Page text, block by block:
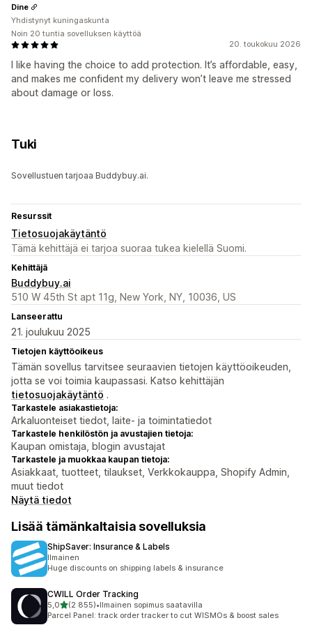
20. toukokuu 2026
I like having the choice to add protection. It’s affordable, easy,
and makes me confident my delivery won’t leave me stressed
about damage or loss.
Dine
Yhdistynyt kuningaskunta
Noin 20 tuntia sovelluksen käyttöä
Tuki
Sovellustuen tarjoaa Buddybuy.ai.
Resurssit
Tietosuojakäytäntö
Tämä kehittäjä ei tarjoa suoraa tukea kielellä Suomi.
Kehittäjä
Buddybuy.ai
510 W 45th St apt 11g, New York, NY, 10036, US
Lanseerattu
21. joulukuu 2025
Tietojen käyttöoikeus
Tämän sovellus tarvitsee seuraavien tietojen käyttöoikeuden,
jotta se voi toimia kaupassasi. Katso kehittäjän
tietosuojakäytäntö .
Tarkastele asiakastietoja:
Arkaluonteiset tiedot, laite- ja toimintatiedot
Tarkastele henkilöstön ja avustajien tietoja:
Kaupan omistaja, blogin avustajat
Tarkastele ja muokkaa kaupan tietoja:
Asiakkaat, tuotteet, tilaukset, Verkkokauppa, Shopify Admin,
muut tiedot
Näytä tiedot
Lisää tämänkaltaisia sovelluksia
ShipSaver: Insurance & Labels
Ilmainen
Huge discounts on shipping labels & insurance
CWILL Order Tracking
5,0/ 5 tähteä
(2 855)
2855 arvostelua yhteensä
•Ilmainen sopimus saatavilla
Parcel Panel: track order tracker to cut WISMOs & boost sales